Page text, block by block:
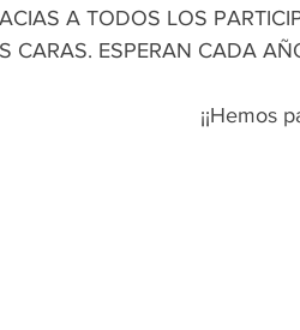
A TODOS LOS
CARAS. ESPERAN CADA
¡¡Hemos